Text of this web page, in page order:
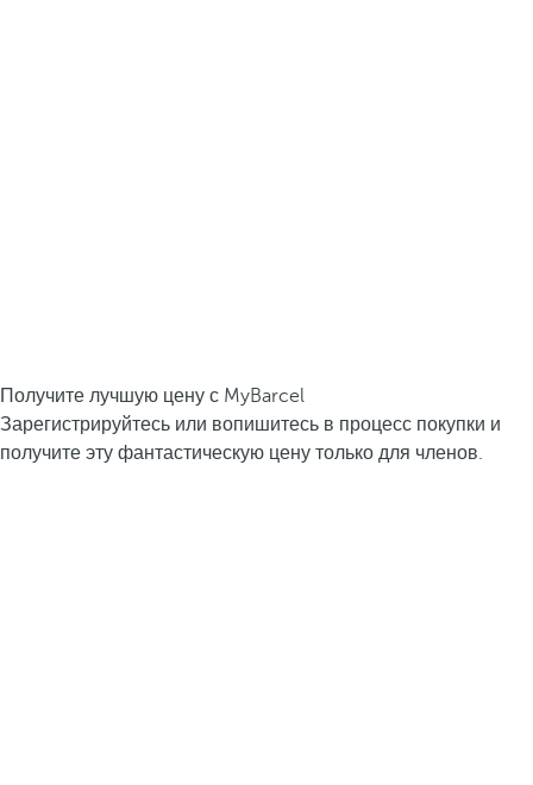
Получите лучшую цену с MyBarcel
Зарегистрируйтесь или вопишитесь в процесс покупки и
получите эту фантастическую цену только для членов.